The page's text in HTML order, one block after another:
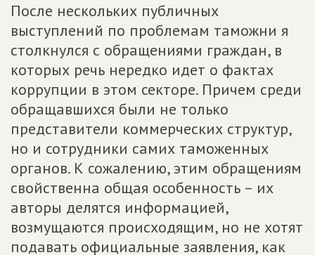
После нескольких публичных
выступлений по проблемам таможни я
столкнулся с обращениями граждан, в
которых речь нередко идет о фактах
коррупции в этом секторе. Причем среди
обращавшихся были не только
представители коммерческих структур,
но и сотрудники самих таможенных
органов. К сожалению, этим обращениям
свойственна общая особенность – их
авторы делятся информацией,
возмущаются происходящим, но не хотят
подавать официальные заявления, как